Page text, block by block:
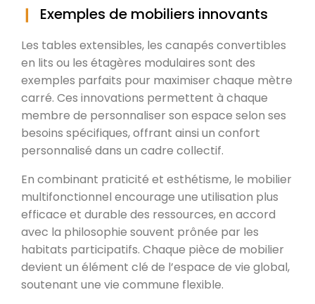
Exemples de mobiliers innovants
Les tables extensibles, les canapés convertibles
en lits ou les étagères modulaires sont des
exemples parfaits pour maximiser chaque mètre
carré. Ces innovations permettent à chaque
membre de personnaliser son espace selon ses
besoins spécifiques, offrant ainsi un confort
personnalisé dans un cadre collectif.
En combinant praticité et esthétisme, le mobilier
multifonctionnel encourage une utilisation plus
efficace et durable des ressources, en accord
avec la philosophie souvent prônée par les
habitats participatifs. Chaque pièce de mobilier
devient un élément clé de l’espace de vie global,
soutenant une vie commune flexible.